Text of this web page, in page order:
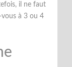
il ne faut
à 3 ou 4